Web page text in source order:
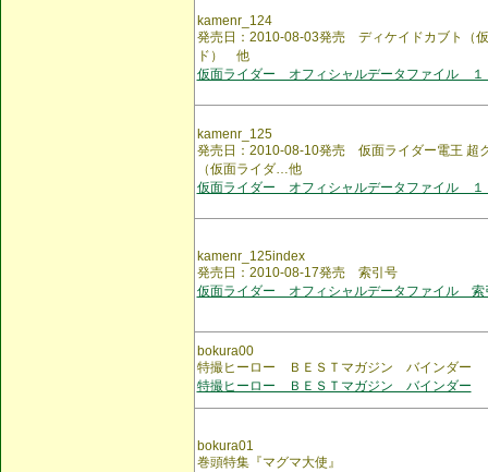
kamenr_124
発売日：2010-08-03発売 ディケイドカブト（
ド） 他
仮面ライダー オフィシャルデータファイル １
kamenr_125
発売日：2010-08-10発売 仮面ライダー電王 超
（仮面ライダ…他
仮面ライダー オフィシャルデータファイル １
kamenr_125index
発売日：2010-08-17発売 索引号
仮面ライダー オフィシャルデータファイル 索
bokura00
特撮ヒーロー ＢＥＳＴマガジン バインダー
特撮ヒーロー ＢＥＳＴマガジン バインダー
bokura01
巻頭特集『マグマ大使』